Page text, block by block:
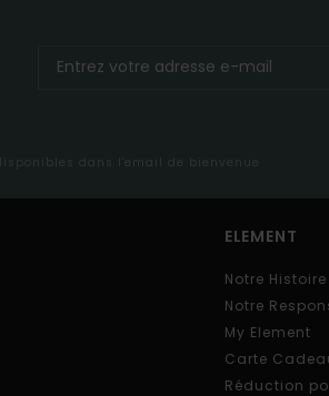
dans l'email de bienvenue
ELEMENT
Notre Histoire
Notre
My Element
Carte
Réduction